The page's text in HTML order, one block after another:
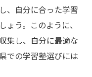
、自分に合った学習
ょう。このように、
集し、自分に最適な
での学習塾選びには